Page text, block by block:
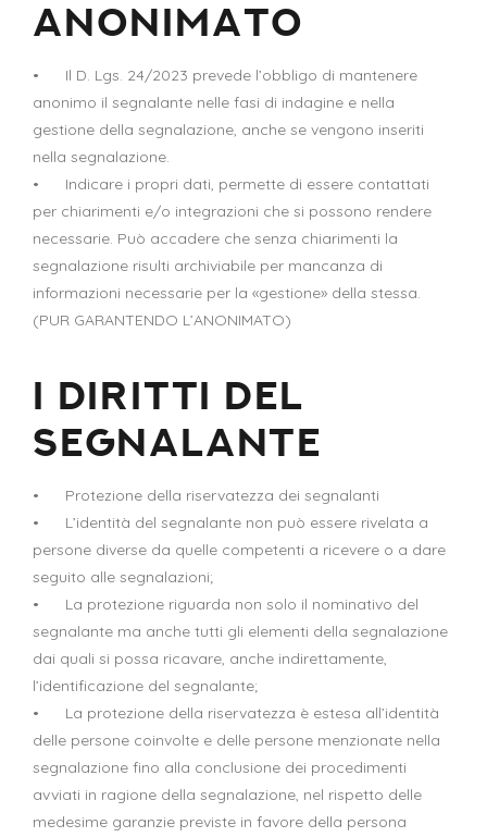
ANONIMATO
• Il D. Lgs. 24/2023 prevede l’obbligo di mantenere
anonimo il segnalante nelle fasi di indagine e nella
gestione della segnalazione, anche se vengono inseriti
nella segnalazione.
• Indicare i propri dati, permette di essere contattati
per chiarimenti e/o integrazioni che si possono rendere
necessarie. Può accadere che senza chiarimenti la
segnalazione risulti archiviabile per mancanza di
informazioni necessarie per la «gestione» della stessa.
(PUR GARANTENDO L’ANONIMATO)
I DIRITTI DEL
SEGNALANTE
• Protezione della riservatezza dei segnalanti
• L’identità del segnalante non può essere rivelata a
persone diverse da quelle competenti a ricevere o a dare
seguito alle segnalazioni;
• La protezione riguarda non solo il nominativo del
segnalante ma anche tutti gli elementi della segnalazione
dai quali si possa ricavare, anche indirettamente,
l’identificazione del segnalante;
• La protezione della riservatezza è estesa all’identità
delle persone coinvolte e delle persone menzionate nella
segnalazione fino alla conclusione dei procedimenti
avviati in ragione della segnalazione, nel rispetto delle
medesime garanzie previste in favore della persona